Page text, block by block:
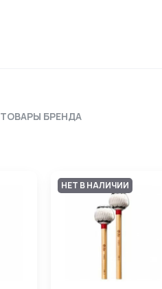
ТОВАРЫ БРЕНДА
НЕТ В НАЛИЧИИ